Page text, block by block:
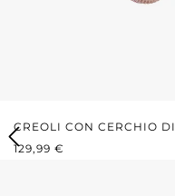
CREOLI CON CERCHIO
PREZZO
129,99 €